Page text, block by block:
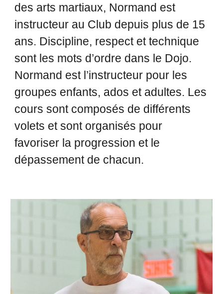
des arts martiaux, Normand est
instructeur au Club depuis plus de 15
ans. Discipline, respect et technique
sont les mots d’ordre dans le Dojo.
Normand est l’instructeur pour les
groupes enfants, ados et adultes. Les
cours sont composés de différents
volets et sont organisés pour
favoriser la progression et le
dépassement de chacun.